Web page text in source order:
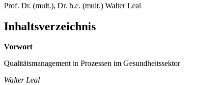
Prof. Dr. (mult.), Dr. h.c. (mult.) Walter Leal
Inhaltsverzeichnis
Vorwort
Qualitätsmanagement in Prozessen im Gesundheitssektor
Walter Leal